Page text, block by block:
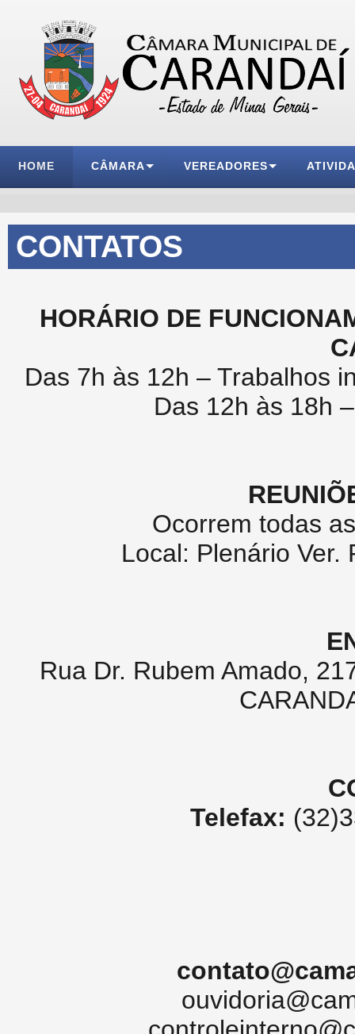
HOME CÂMARA VEREADORES
CONTATOS
HORÁRIO DE
Das 7h às 12h – Trabalhos
Das 12h às 18h
Ocorrem todas
Local: Plenário Ver.
Rua Dr. Rubem Amado,
Telefax: